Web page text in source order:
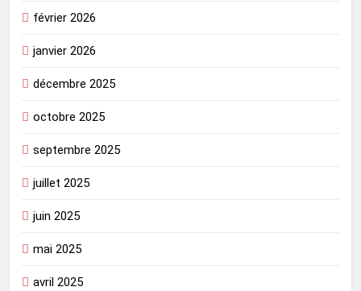
février 2026
janvier 2026
décembre 2025
octobre 2025
septembre 2025
juillet 2025
juin 2025
mai 2025
avril 2025